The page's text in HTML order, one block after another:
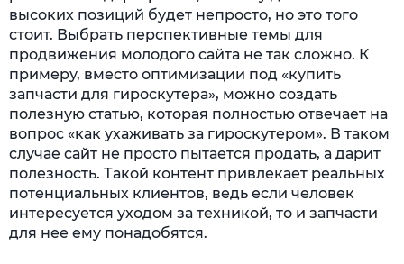
высоких позиций будет непросто, но это того
стоит. Выбрать перспективные темы для
продвижения молодого сайта не так сложно. К
примеру, вместо оптимизации под «купить
запчасти для гироскутера», можно создать
полезную статью, которая полностью отвечает на
вопрос «как ухаживать за гироскутером». В таком
случае сайт не просто пытается продать, а дарит
полезность. Такой контент привлекает реальных
потенциальных клиентов, ведь если человек
интересуется уходом за техникой, то и запчасти
для нее ему понадобятся.